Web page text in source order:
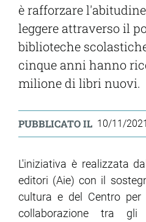
è rafforzare
leggere attraverso il
biblioteche
cinque anni hanno
milione di libri nuovi.
PUBBLICATO IL 10/11/2021
L'iniziativa è realizzata
editori (Aie) con il
cultura e del Centro
collaborazione tra